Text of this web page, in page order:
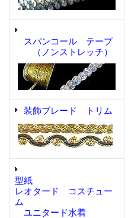
スパンコール テープ
（ノンストレッチ）
装飾ブレード トリム
型紙
レオタード コスチュー
ム
ユニタード水着